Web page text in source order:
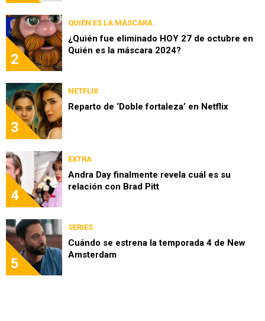
2
QUIÉN ES LA MÁSCARA
¿Quién fue eliminado HOY 27 de octubre en
Quién es la máscara 2024?
3
NETFLIX
Reparto de ‘Doble fortaleza’ en Netflix
4
EXTRA
Andra Day finalmente revela cuál es su
relación con Brad Pitt
5
SERIES
Cuándo se estrena la temporada 4 de New
Amsterdam